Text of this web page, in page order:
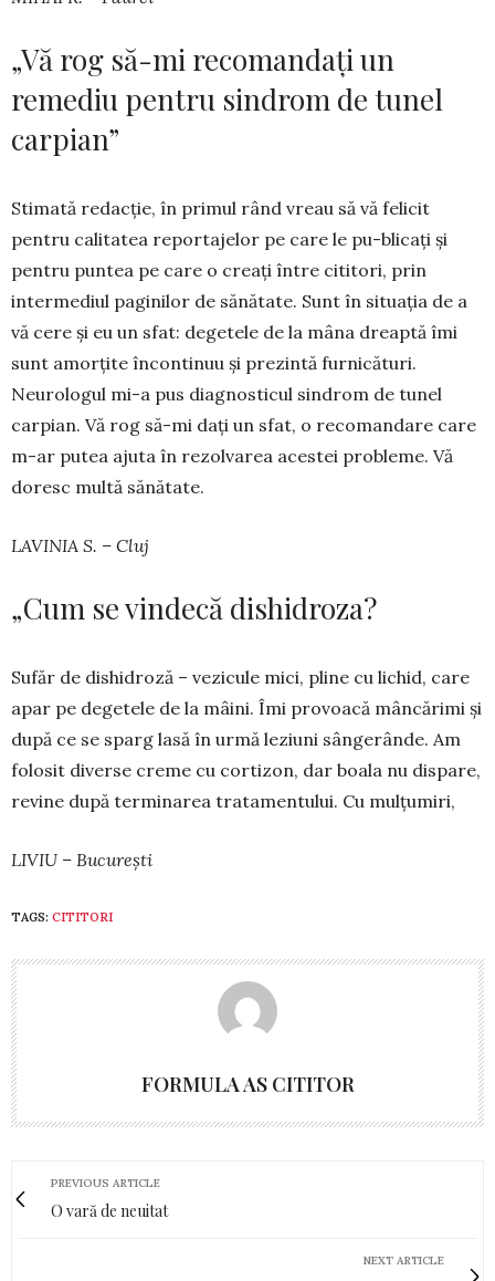
„Vă rog să-mi recomandați un
remediu pentru sindrom de tunel
carpian”
Stimată redacție, în primul rând vreau să vă felicit
pentru calitatea reportajelor pe care le pu-blicați și
pentru puntea pe care o creați între cititori, prin
intermediul paginilor de sănătate. Sunt în situația de a
vă cere și eu un sfat: degetele de la mâna dreaptă îmi
sunt amorțite încontinuu și pre­zintă furnicături.
Neurologul mi-a pus diagnosticul sindrom de tunel
carpian. Vă rog să-mi dați un sfat, o recomandare care
m-ar putea ajuta în rezolvarea acestei probleme. Vă
doresc multă sănătate.
LAVINIA S. – Cluj
„Cum se vindecă dishidroza?
Sufăr de dishidroză – vezicule mici, pline cu lichid, care
apar pe degetele de la mâini. Îmi provoacă mâncă­rimi și
după ce se sparg lasă în urmă leziuni sângerânde. Am
fo­losit diverse creme cu cortizon, dar boala nu dis­pare,
revine după ter­minarea tratamentului. Cu mulțu­miri,
LIVIU – București
TAGS: CITITORI
FORMULA AS CITITOR
PREVIOUS ARTICLE
O vară de neuitat
NEXT ARTICLE